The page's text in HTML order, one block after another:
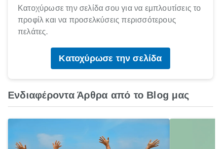
Κατοχύρωσε την σελίδα σου για να εμπλουτίσεις το
προφίλ και να προσελκύσεις περισσότερους
πελάτες.
Κατοχύρωσε την σελίδα
Ενδιαφέροντα Άρθρα από το Blog μας